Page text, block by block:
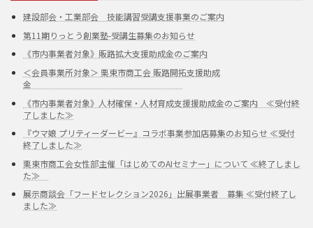
建設部会・工業部会 技能講習受講支援事業のご案内
第11期りっとう創業塾-受講生募集のお知らせ
《市内事業者対象》販路拡大支援助成金のご案内
＜会員事業所対象＞ 栗東市商工会 販路開拓支援助成
金
《市内事業者対象》人材確保・人材育成支援援助成金のご案内 ≪受付終
了しました≫
『ウマ娘 プリティーダービー』コラボ事業参加店募集のお知らせ ≪受付
終了しました≫
栗東市商工会女性部主催「はじめてのAIセミナー」について ≪終了しまし
た≫
展示商談会「フードセレクション2026」出展事業者 募集 ≪受付終了し
ました≫